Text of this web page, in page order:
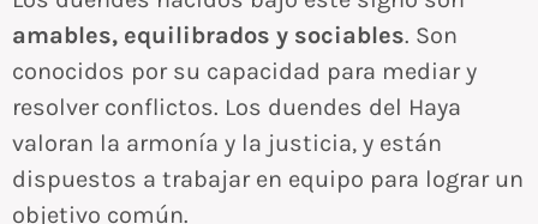
amables, equilibrados y sociables. Son
conocidos por su capacidad para mediar y
resolver conflictos. Los duendes del Haya
valoran la armonía y la justicia, y están
dispuestos a trabajar en equipo para lograr un
objetivo común.